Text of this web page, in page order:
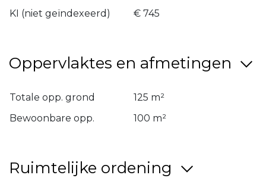
Interesse? Neem vandaag nog contact met ons
op voor meer informatie of plan uw bezoek via
KI (niet geïndexeerd)
€ 745
Oppervlaktes en afmetingen
Totale opp. grond
125 m²
Bewoonbare opp.
100 m²
Ruimtelijke ordening